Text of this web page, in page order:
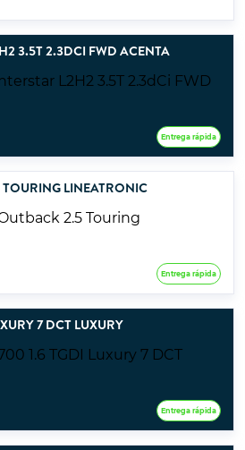
3.5T 2.3DCI FWD ACENTA
Entrega rápida
LINEATRONIC
Entrega rápida
7 DCT LUXURY
Entrega rápida